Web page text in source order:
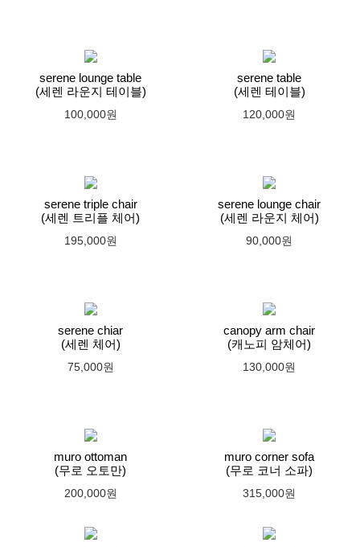
serene lounge table
(세렌 라운지 테이블)
100,000원
serene table
(세렌 테이블)
120,000원
serene triple chair
(세렌 트리플 체어)
195,000원
serene lounge chair
(세렌 라운지 체어)
90,000원
serene chiar
(세렌 체어)
75,000원
canopy arm chair
(캐노피 암체어)
130,000원
muro ottoman
(무로 오토만)
200,000원
muro corner sofa
(무로 코너 소파)
315,000원